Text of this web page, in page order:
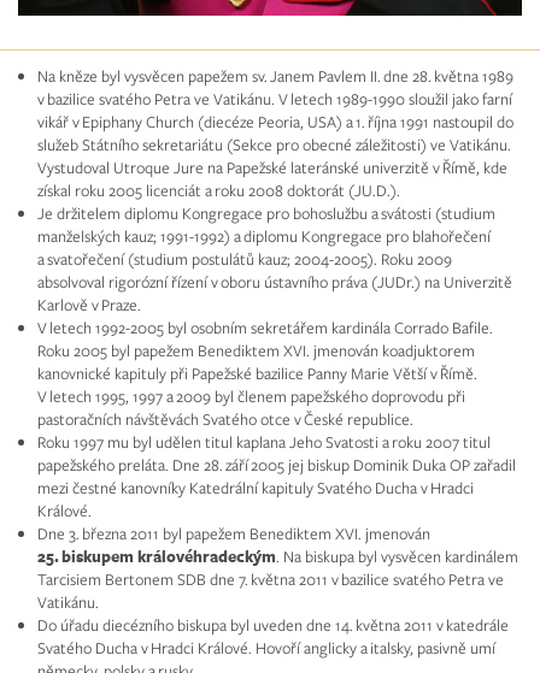
Na kněze byl vysvěcen papežem sv. Janem Pavlem II. dne 28. května 1989
v bazilice svatého Petra ve Vatikánu. V letech 1989-1990 sloužil jako farní
vikář v Epiphany Church (diecéze Peoria, USA) a 1. října 1991 nastoupil do
služeb Státního sekretariátu (Sekce pro obecné záležitosti) ve Vatikánu.
Vystudoval Utroque Jure na Papežské lateránské univerzitě v Římě, kde
získal roku 2005 licenciát a roku 2008 doktorát (JU.D.).
Je držitelem diplomu Kongregace pro bohoslužbu a svátosti (studium
manželských kauz; 1991-1992) a diplomu Kongregace pro blahořečení
a svatořečení (studium postulátů kauz; 2004-2005). Roku 2009
absolvoval rigorózní řízení v oboru ústavního práva (JUDr.) na Univerzitě
Karlově v Praze.
V letech 1992-2005 byl osobním sekretářem kardinála Corrado Bafile.
Roku 2005 byl papežem Benediktem XVI. jmenován koadjuktorem
kanovnické kapituly při Papežské bazilice Panny Marie Větší v Římě.
V letech 1995, 1997 a 2009 byl členem papežského doprovodu při
pastoračních návštěvách Svatého otce v České republice.
Roku 1997 mu byl udělen titul kaplana Jeho Svatosti a roku 2007 titul
papežského preláta. Dne 28. září 2005 jej biskup Dominik Duka OP zařadil
mezi čestné kanovníky Katedrální kapituly Svatého Ducha v Hradci
Králové.
Dne 3. března 2011 byl papežem Benediktem XVI. jmenován
25. biskupem královéhradeckým. Na biskupa byl vysvěcen kardinálem
Tarcisiem Bertonem SDB dne 7. května 2011 v bazilice svatého Petra ve
Vatikánu.
Do úřadu diecézního biskupa byl uveden dne 14. května 2011 v katedrále
Svatého Ducha v Hradci Králové. Hovoří anglicky a italsky, pasivně umí